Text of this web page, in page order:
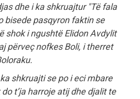
dhe i ka shkruajtur "Të fala
bisede pasqyron faktin se
shok i ngushtë Elidon Avdylit
përveç nofkes Boli, i therret
shkruajti se po i eci mbare
t’ja harroje atij dhe djalit te